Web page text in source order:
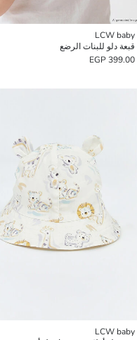
LCW baby
قبعة دلو للبنات الرضع
399.00 EGP
LCW baby